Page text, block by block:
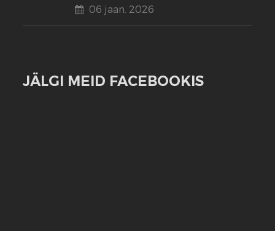
06 jaan. 2026
JÄLGI MEID FACEBOOKIS